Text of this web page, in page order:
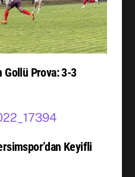
Gollü Prova: 3-3
Keyifli